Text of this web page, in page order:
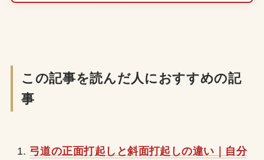
この記事を読んだ人におすすめの記
事
弓道の正面打起しと斜面打起しの違い｜自分